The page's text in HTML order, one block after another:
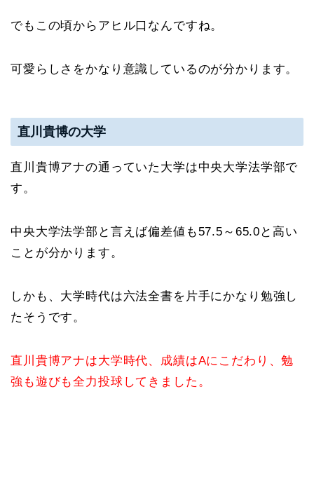
でもこの頃からアヒル口なんですね。
可愛らしさをかなり意識しているのが分かります。
直川貴博の大学
直川貴博アナの通っていた大学は中央大学法学部で
す。
中央大学法学部と言えば偏差値も57.5～65.0と高い
ことが分かります。
しかも、大学時代は六法全書を片手にかなり勉強し
たそうです。
直川貴博アナは大学時代、成績はAにこだわり、勉
強も遊びも全力投球してきました。